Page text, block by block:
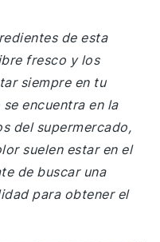
de esta
fresco y los
siempre en tu
encuentra en la
del supermercado,
suelen estar en el
de buscar una
para obtener el